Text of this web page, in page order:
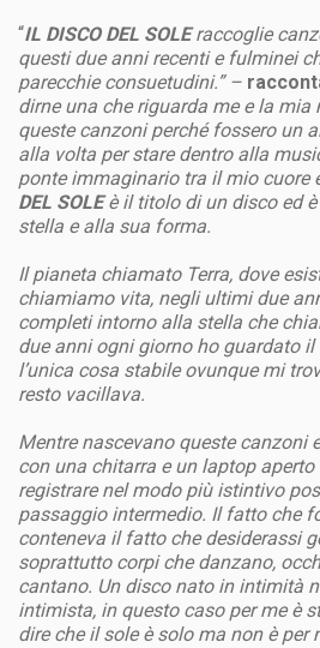
“IL DISCO DEL SOLE raccoglie
questi due anni recenti e fulminei
parecchie consuetudini.” –
dirne una che riguarda me e la
queste canzoni perché fossero un
alla volta per stare dentro alla
ponte immaginario tra il mio cuore
DEL SOLE è il titolo di un disco ed
stella e alla sua forma.
Il pianeta chiamato Terra, dove
chiamiamo vita, negli ultimi due
completi intorno alla stella che
due anni ogni giorno ho guardato il
l’unica cosa stabile ovunque mi
resto vacillava.
Mentre nascevano queste canzoni
con una chitarra e un laptop
registrare nel modo più istintivo
passaggio intermedio. Il fatto che
conteneva il fatto che desiderassi
soprattutto corpi che danzano,
cantano. Un disco nato in intimità
intimista, in questo caso per me è
dire che il sole è solo ma non è per